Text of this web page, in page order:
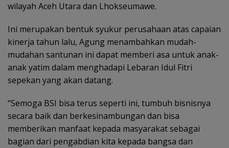
wilayah Aceh Utara dan Lhokseumawe.
Ini merupakan bentuk syukur perusahaan atas capaian
kinerja tahun lalu, Agung menambahkan mudah-
mudahan santunan ini dapat memberi asa untuk anak-
anak yatim dalam menghadapi Lebaran Idul Fitri
sepekan yang akan datang.
“Semoga BSI bisa terus seperti ini, tumbuh bisnisnya
secara baik dan berkesinambungan dan bisa
memberikan manfaat kepada masyarakat sebagai
bagian dari pengabdian kita kepada bangsa dan